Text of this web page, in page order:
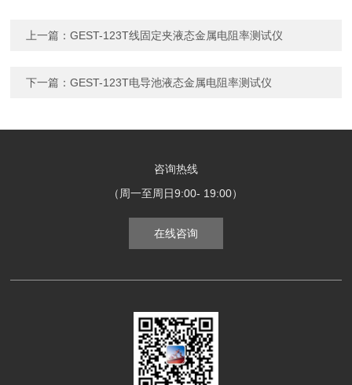
上一篇：GEST-123T线固定夹液态金属电阻率测试仪
下一篇：GEST-123T电导池液态金属电阻率测试仪
咨询热线
（周一至周日9:00- 19:00）
在线咨询